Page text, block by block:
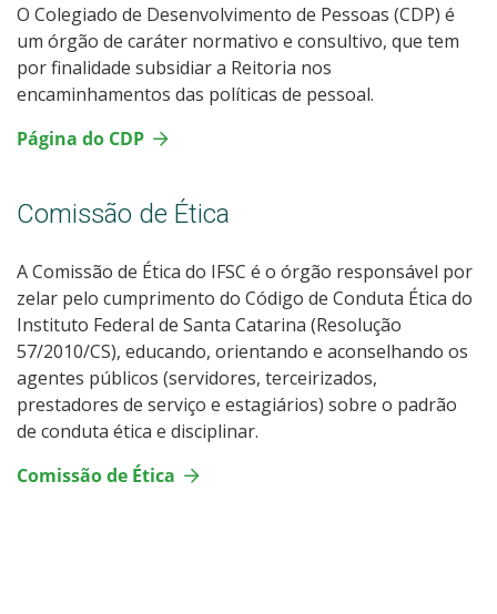
O Colegiado de Desenvolvimento de Pessoas (CDP) é
um órgão de caráter normativo e consultivo, que tem
por finalidade subsidiar a Reitoria nos
encaminhamentos das políticas de pessoal.
Página do CDP
Comissão de Ética
A Comissão de Ética do IFSC é o órgão responsável por
zelar pelo cumprimento do Código de Conduta Ética do
Instituto Federal de Santa Catarina (Resolução
57/2010/CS), educando, orientando e aconselhando os
agentes públicos (servidores, terceirizados,
prestadores de serviço e estagiários) sobre o padrão
de conduta ética e disciplinar.
Comissão de Ética